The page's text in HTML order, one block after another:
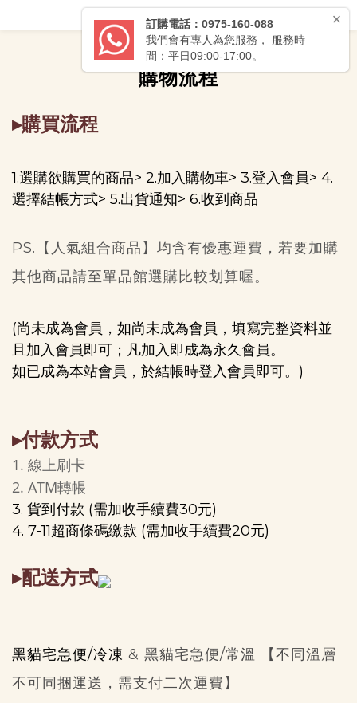
購物流程
▸購買流程
1.選購欲購買的商品> 2.加入購物車> 3.登入會員> 4.
選擇結帳方式> 5.出貨通知> 6.收到商品
PS.【人氣組合商品】均含有優惠運費，若要加購
其他商品請至單品館選購比較划算喔。
(尚未成為會員，如尚未成為會員，填寫完整資料並
且加入會員即可；凡加入即成為永久會員。
如已成為本站會員，於結帳時登入會員即可。)
▸付款方式
1. 線上刷卡
2. ATM轉帳
3. 貨到付款 (需加收手續費30元)
4. 7-11超商條碼繳款 (需加收手續費20元)
▸配送方式
黑貓宅急便/冷凍 & 黑貓宅急便/常溫 【不同溫層
不可同捆運送，需支付二次運費】